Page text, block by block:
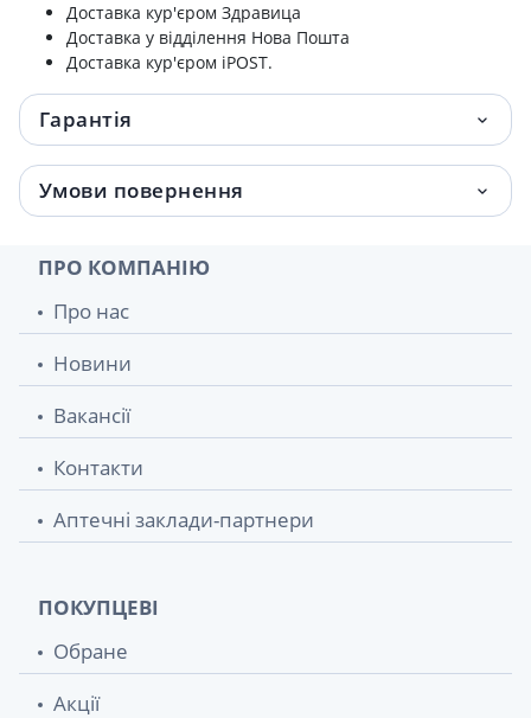
ПЛАСТ OMNIFIX ELASTIC 10СМХ2М №1
Пов'язка hydrofilm плівкова прозора
20х30см
Пов'язка grassolind neutral стер 20х20см
131.10 грн.
20х30см
Хартмана розчин р-н д/iнф. пляшка 400
Моликар пінка очищ 400мл
Пластирь omnifix elastic на неткан основ
15смх10м
Доставка кур'єром Здравица
Доставка у відділення Нова Пошта
Доставка кур'єром iPOST.
Гарантія
Умови повернення
ПРО КОМПАНІЮ
Про нас
Новини
Вакансії
Контакти
Аптечні заклади-партнери
ПОКУПЦЕВІ
Обране
Акції